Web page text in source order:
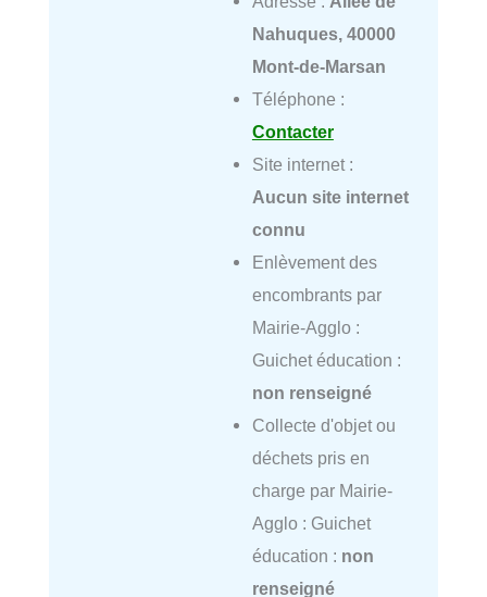
Nahuques, 40000
Mont-de-Marsan
Téléphone :
Contacter
Site internet :
Aucun site internet
connu
Enlèvement des
encombrants par
Mairie-Agglo :
Guichet éducation :
non renseigné
Collecte d'objet ou
déchets pris en
charge par Mairie-
Agglo : Guichet
éducation : non
renseigné